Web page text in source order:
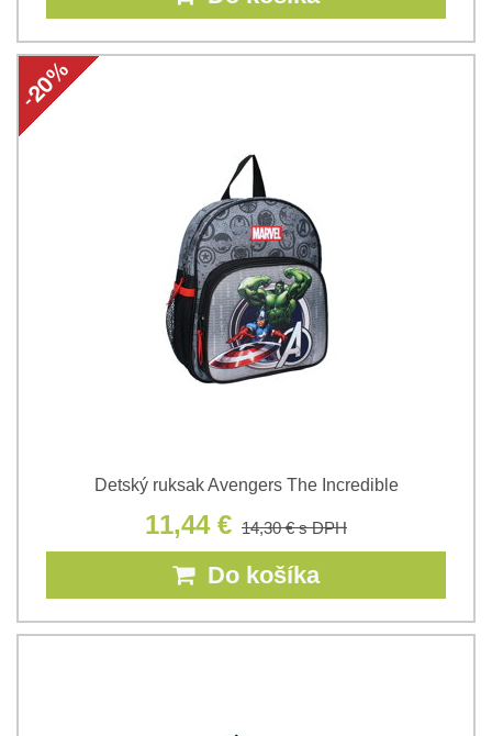
Detský ruksak Avengers The Incredible
11,44 € 14,30 €s DPH
Do košíka